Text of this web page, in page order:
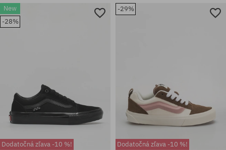
Dostupné veľkosti:
New
-28%
Dodatočná zľava -10 %!
-29%
Dodatočná zľava -10 %!